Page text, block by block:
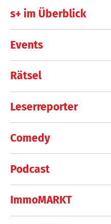
s+ im Überblick
Events
Rätsel
Leserreporter
Comedy
Podcast
ImmoMARKT